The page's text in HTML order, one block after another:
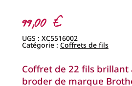
99,00 €
UGS : XC5516002
Catégorie : Coffrets de fils
Coffret de 22 fils brillant
broder de marque